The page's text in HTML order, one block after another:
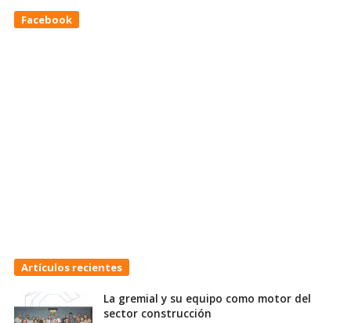
Facebook
Artículos recientes
La gremial y su equipo como motor del
sector construcción